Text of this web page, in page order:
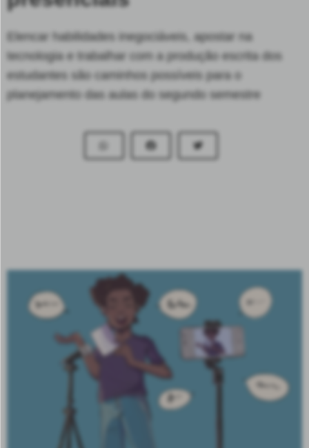
Elencar habilidades inegociáveis, apostar na
tecnologia e trabalhar com a produção escrita dos
estudantes são caminhos possíveis para o
planejamento das aulas do segundo semestre